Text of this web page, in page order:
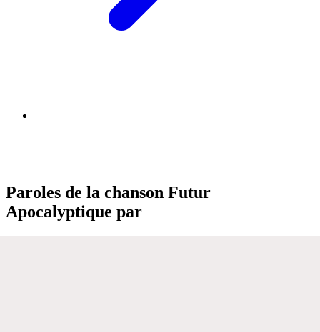
Paroles de la chanson Futur
Apocalyptique par